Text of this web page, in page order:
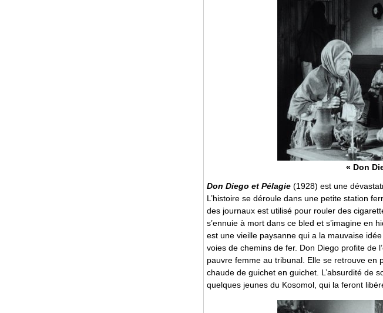
« Don
Don Diego et Pélagie (1928) est une
L’histoire se déroule dans une petite station
des journaux est utilisé pour rouler des
s’ennuie à mort dans ce bled et s’imagine en
est une vieille paysanne qui a la mauvaise
voies de chemins de fer. Don Diego profite de
pauvre femme au tribunal. Elle se retrouve
chaude de guichet en guichet. L’absurdité de
quelques jeunes du Kosomol, qui la feront